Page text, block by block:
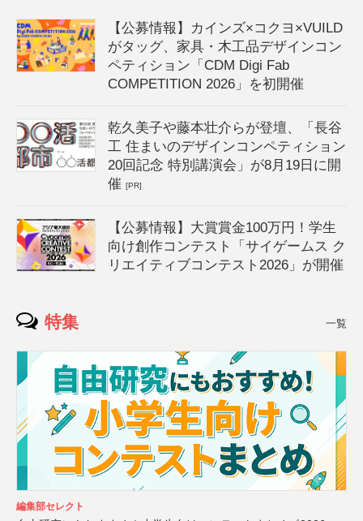
【公募情報】カインズ×コクヨ×VUILD
がタッグ、家具・木工品デザインコン
ペティション「CDM Digi Fab
COMPETITION 2026」を初開催
乾久美子や藤本壮介らが登壇、「長谷
工 住まいのデザインコンペティション
20回記念 特別講演会」が8月19日に開
催[PR]
【公募情報】大賞賞金100万円！学生
向け創作コンテスト「サイゲームス ク
リエイティブコンテスト2026」が開催
特集 一覧
編集部セレクト